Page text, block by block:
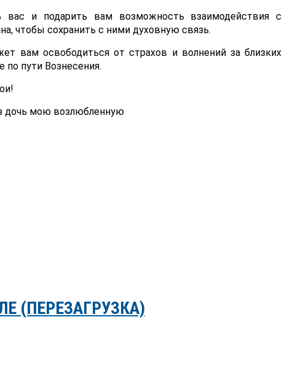
вас и подарить вам возможность взаимодействия с
чтобы сохранить с ними духовную связь.
вам освободиться от страхов и волнений за близких
по пути Вознесения.
дочь мою возлюбленную
(ПЕРЕЗАГРУЗКА)